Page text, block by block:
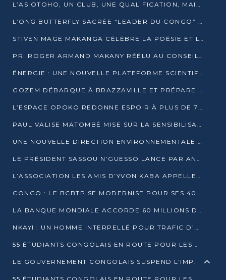
L’AS OTOHO, UN CLUB, UNE QUALIFICATION, MAIS ENCORE DES DOUTES
L’ONG BUTTERFLY SACRÉE “LEADER DU CONGO” AU PRIX D’EXCELLENCE 2025
STIVEN MAGE MAKANGA CÉLÈBRE LA POÉSIE ET L’HUMAIN AVEC SON RECUEIL “HECTARE”
PR. ROGER ARMAND MAKANY RÉÉLU AU CONSEIL DE L’AUF
ÉNERGIE : UNE NOUVELLE PLATEFORME SCIENTIFIQUE POUR LA TRANSITION ÉNERGÉTIQUE EN AFRIQUE CENTRALE
GOZEM DÉBARQUE À BRAZZAVILLE ET PRÉPARE SON ARRIVÉE À POINTE-NOIRE
L’ESPACE OPOKO REDONNE ESPOIR À PLUS DE 775 ÉLÈVES AUTOCHTONES DANS LE NORD DU CONGO
PAUL VALISE MATOMBÉ MISE SUR LA SENSIBILISATION POUR ÉRAQUER LE GRAND BANDITISME
UNE NOUVELLE DIRECTION ENVIRONNEMENTALE POUR RENFORCER LA GESTION DES DONNÉES AU CONGO
LE PRÉSIDENT SASSOU N’GUESSO LANCE PAR ANTICIPATION LA 39ÈME JOURNÉE NATIONALE DE L’ARBRE
L’ASSOCIATION LES AMIS D’YVON KABA APPELLENT DENIS SASSOU N’GUESSO À SE PORTER CANDIDAT
CONGO : LE BCBTP SE MODERNISE POUR SES 40 ANS D’EXISTENCE
LA BANQUE MONDIALE ACCORDE 60 MILLIONS DE DOLLARS POUR LA RÉSILIENCE URBAINE AU CONGO
NKAYI : UN HOMME INTERPELLÉ POUR TRAFIC D’UN BÉBÉ CHIMPANZÉ
55 ÉTUDIANTS CONGOLAIS EN ROUTE POUR LES UNIVERSITÉS ALGÉRIENNES
LE GOUVERNEMENT CONGOLAIS SUSPEND L’IMPORTATION DES MACHETTES ET DES MOTOS